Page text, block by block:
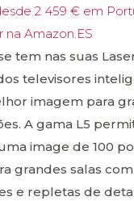
2 459 € em
na Amazon.ES
tem nas suas
televisores
imagem para
A gama L5
image de 100
grandes salas
e repletas de